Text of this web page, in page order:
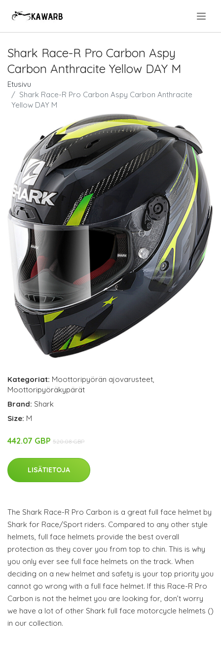
Shark Race-R Pro Carbon Aspy
Carbon Anthracite Yellow DAY M
Etusivu
Shark Race-R Pro Carbon Aspy Carbon Anthracite
Yellow DAY M
Kategoriat: Moottoripyörän ajovarusteet
Moottoripyöräkypärät
Brand: Shark
Size: M
442.07 GBP 520.08 GBP
LISÄTIETOJA
The Shark Race-R Pro Carbon is a great full face helmet by
Shark for Race/Sport riders. Compared to any other style
helmets, full face helmets provide the best overall
protection as they cover you from top to chin. This is why
you only ever see full face helmets on the track. When
deciding on a new helmet and safety is your top priority you
cannot go wrong with a full face helmet. If this Race-R Pro
Carbon is not the helmet you are looking for, don’t worry
we have a lot of other Shark full face motorcycle helmets ()
in our collection.